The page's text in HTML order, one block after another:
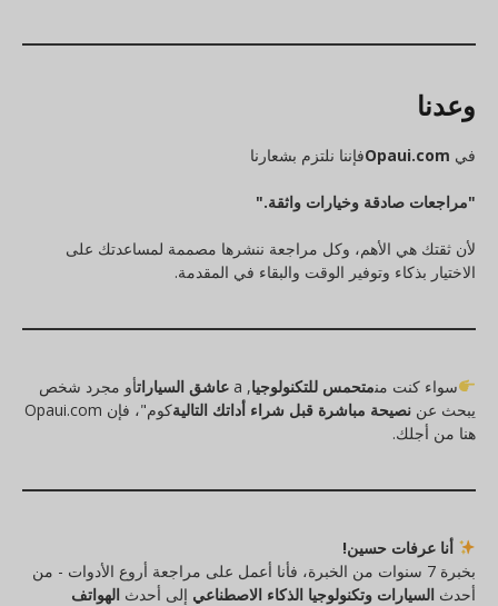
وعدنا
في Opaui.comفإننا نلتزم بشعارنا
"مراجعات صادقة وخيارات واثقة."
لأن ثقتك هي الأهم، وكل مراجعة ننشرها مصممة لمساعدتك على
الاختيار بذكاء وتوفير الوقت والبقاء في المقدمة.
سواء كنت منمتحمس للتكنولوجيا, a عاشق السياراتأو مجرد شخص
يبحث عن نصيحة مباشرة قبل شراء أداتك التالية
كوم"، فإن Opaui.com
هنا من أجلك.
أنا عرفات حسين!
بخبرة 7 سنوات من الخبرة، فأنا أعمل على مراجعة أروع الأدوات - من
أحدث السيارات وتكنولوجيا الذكاء الاصطناعي إلى أحدث الهواتف